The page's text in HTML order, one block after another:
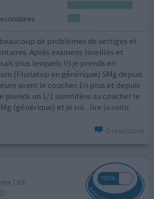
de problèmes de vertiges et
Après examens (oreilles et
plus lesquels !!) je prends en
(Flunatop en générique) 5Mg depuis
avant le coucher. En plus et depuis
prends un 1/2 somnifère au coucher le
(générique) et je sui ...lire la suite
0 réactions
| 69